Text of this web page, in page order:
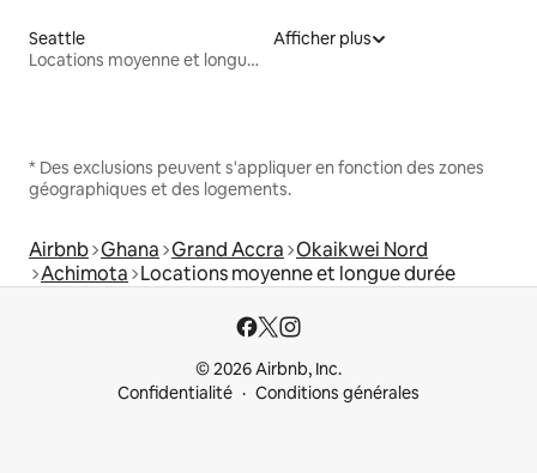
Seattle
Locations moyenne et longue durée
Afficher plus
* Des exclusions peuvent s'appliquer en fonction des zones
géographiques et des logements.
Airbnb Ghana Grand Accra Okaikwei Nord
Achimota Locations moyenne et longue durée
© 2026 Airbnb, Inc.
Confidentialité
Conditions générales